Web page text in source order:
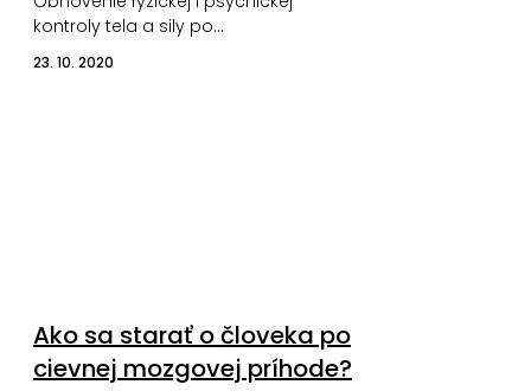
kontroly tela a sily po…
23. 10. 2020
Ako sa starať o človeka po
cievnej mozgovej príhode?